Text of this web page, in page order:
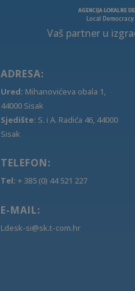
Vaš partner u
ADRESA:
Ured: Mihanovićeva obala 1,
44000 Sisak
Sjedište: S. i A. Radića 46, 44000
Sisak
TELEFON:
Tel: + 385 (0) 44 521 227
E-MAIL:
Ldesk-si@sk.t-com.hr